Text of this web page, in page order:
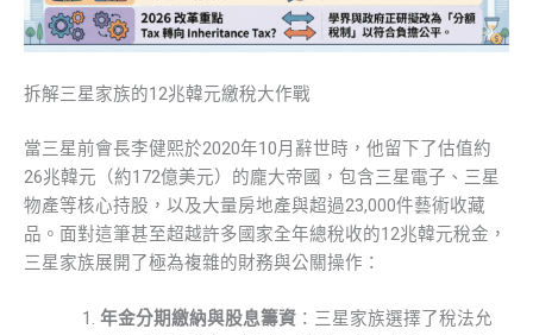
拆解三星家族的12兆韓元繳稅大作戰
當三星前會長李健熙於2020年10月辭世時，他留下了估值約
26兆韓元（約172億美元）的龐大帝國，包含三星電子、三星
物產等核心持股，以及大量房地產與超過23,000件藝術收藏
品。面對這筆甚至超越許多國家全年總稅收的12兆韓元稅金，
三星家族展開了極為複雜的財務與公關操作：
年金分期繳納與股息籌資：三星家族選擇了稅法允